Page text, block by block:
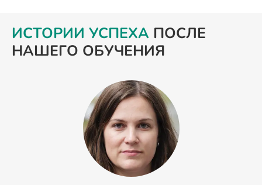
ИСТОРИИ УСПЕХА ПОСЛЕ
НАШЕГО ОБУЧЕНИЯ